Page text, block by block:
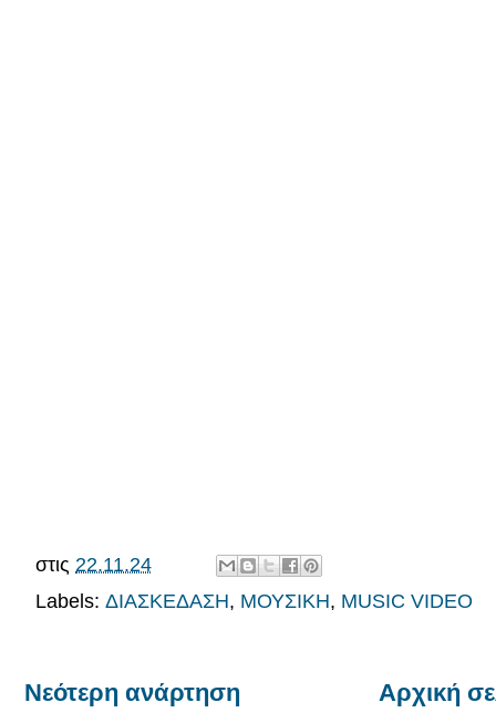
στις 22.11.24
Labels: ΔΙΑΣΚΕΔΑΣΗ, ΜΟΥΣΙΚΗ, MUSIC VIDEO
Νεότερη ανάρτηση Αρχική